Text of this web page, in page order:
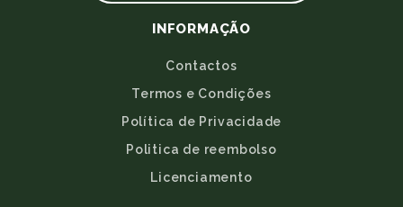
INFORMAÇÃO
Contactos
Termos e Condições
Política de Privacidade
Politica de reembolso
Licenciamento